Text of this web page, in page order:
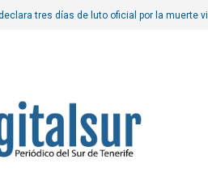
tres días de luto oficial por la muerte